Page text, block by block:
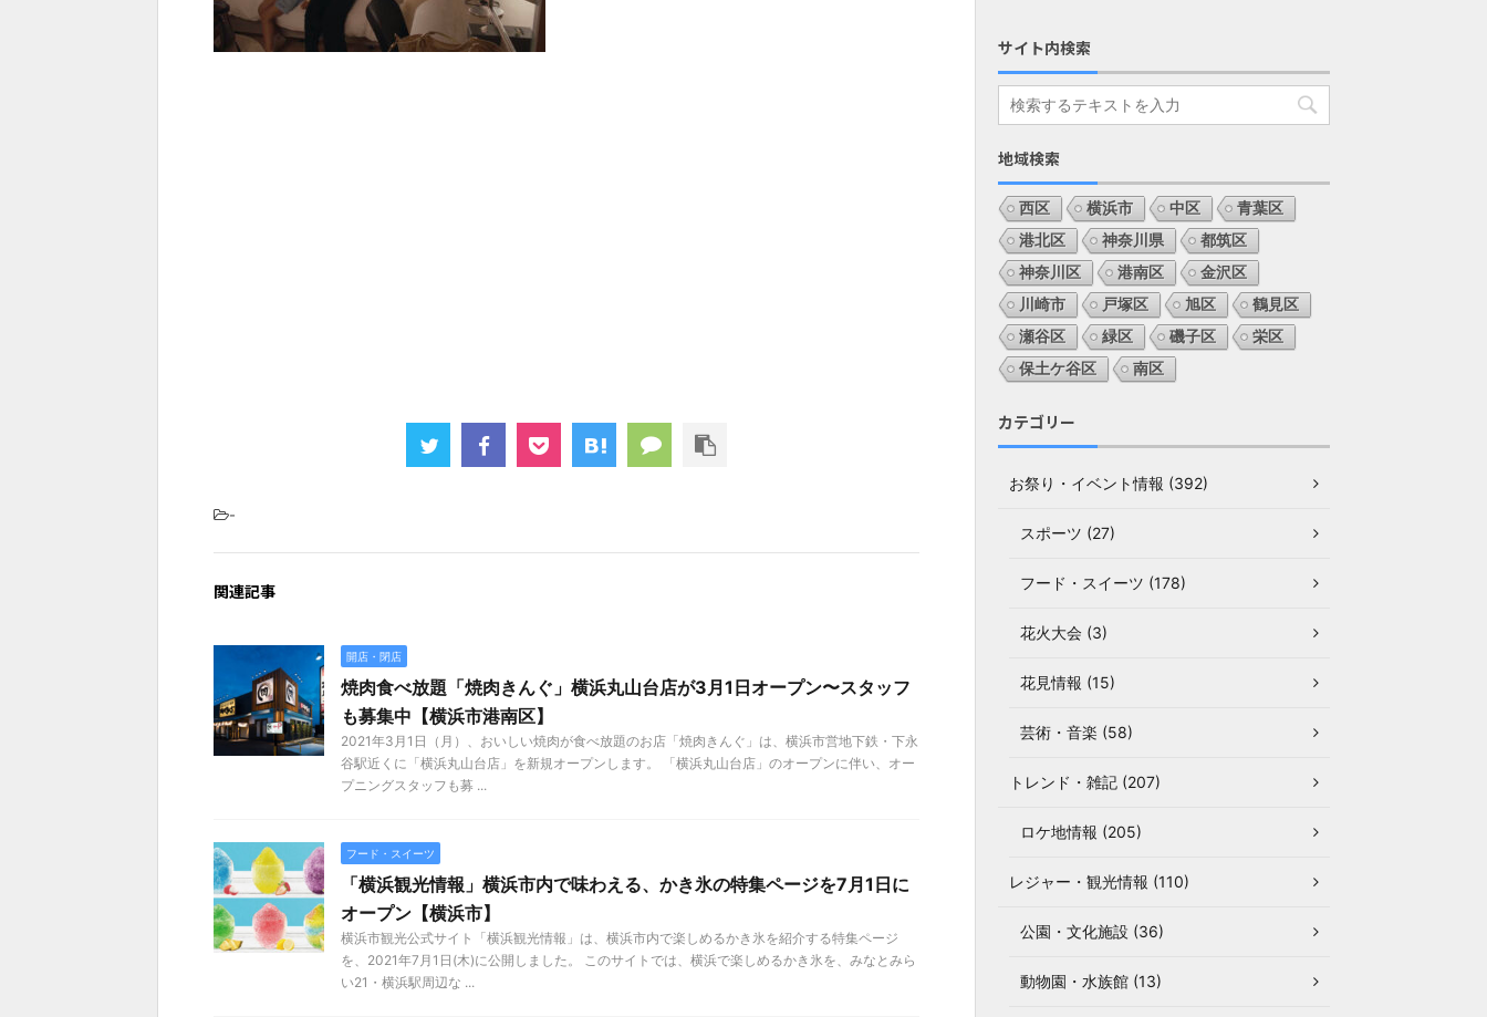
-
関連記事
開店・閉店
焼肉食べ放題「焼肉きんぐ」横浜丸山台店が3月1日オープン〜スタッフ
も募集中【横浜市港南区】
2021年3月1日（月）、おいしい焼肉が食べ放題のお店「焼肉きんぐ」は、横浜市営地下鉄・下永
谷駅近くに「横浜丸山台店」を新規オープンします。 「横浜丸山台店」のオープンに伴い、オー
プニングスタッフも募 ...
フード・スイーツ
「横浜観光情報」横浜市内で味わえる、かき氷の特集ページを7月1日に
オープン【横浜市】
横浜市観光公式サイト「横浜観光情報」は、横浜市内で楽しめるかき氷を紹介する特集ページ
を、2021年7月1日(木)に公開しました。 このサイトでは、横浜で楽しめるかき氷を、みなとみら
い21・横浜駅周辺な ...
サイト内検索
地域検索
西区 横浜市 中区
青葉区
港北区
神奈川県
都筑区
神奈川区
港南区
金沢区
川崎市
戸塚区 旭区
鶴見区
瀬谷区
緑区 磯子区
栄区
保土ケ谷区
南区
カテゴリー
お祭り・イベント情報 (392)
スポーツ (27)
フード・スイーツ (178)
花火大会 (3)
花見情報 (15)
芸術・音楽 (58)
トレンド・雑記 (207)
ロケ地情報 (205)
レジャー・観光情報 (110)
公園・文化施設 (36)
動物園・水族館 (13)